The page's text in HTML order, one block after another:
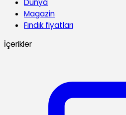
Magazin
Fındık fiyatları
İçerikler